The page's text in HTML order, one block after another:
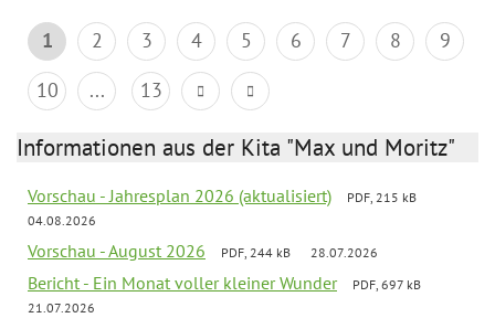
1 2 3 4 5 6 7 8
9
10
... 13
Informationen aus der Kita "Max und Moritz"
Vorschau - Jahresplan 2026 (aktualisiert)
PDF, 215 kB
04.08.2026
Vorschau - August 2026 PDF, 244 kB 28.07.2026
Bericht - Ein Monat voller kleiner Wunder
PDF, 697 kB
21.07.2026